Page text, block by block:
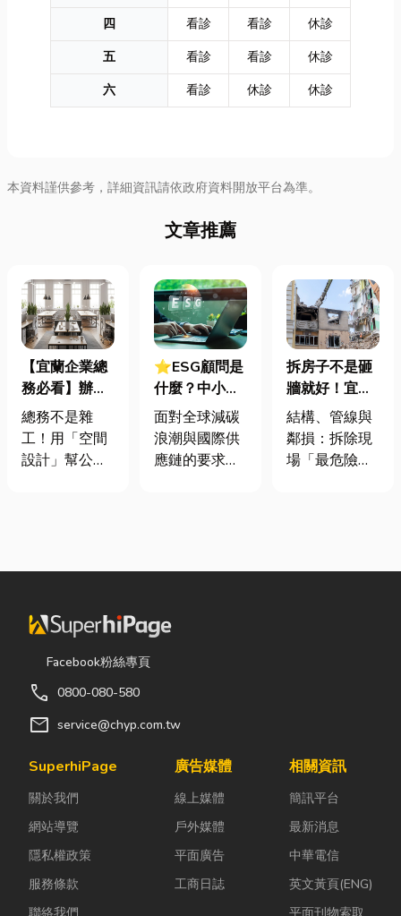
四
看診 看診
休診
五
看診 看診
休診
六
看診 休診 休診
本資料謹供參考，詳細資訊請依政府資料開放平台為準。
文章推薦
【宜蘭企業總
務必看】辦公
室如何打造高
效能職場？從
辦公桌椅、系
總務不是雜
工！用「空間
設計」幫公司
公室時，常覺
缺東西時「壞
什麼補什麼」
就好，但這種
花了大錢，卻
換來員工抱怨
辦公室空間設
司賺錢的戰
略！真正厲
害...
⭐ESG顧問是
什麼？中小企
業挑選四大永
續顧問服務的
實用指南
面對全球減碳
浪潮與國際供
應鏈的要求，
要求提供「碳
書」。這讓不
什麼？我們公
真的需要找
嗎？」 其
實，...
拆房子不是砸
牆就好！宜蘭
裝潢拆除、水
泥切割施工前
必看的避坑指
結構、管線與
鄰損：拆除現
場「最危險的
混亂的環境
陷： 這是老屋
的致命錯
誤。...
Facebook粉絲專頁
call 0800-080-580
mail service@chyp.com.tw
SuperhiPage
關於我們
網站導覽
隱私權政策
服務條款
聯絡我們
廣告媒體
線上媒體
戶外媒體
平面廣告
工商日誌
相關資訊
簡訊平台
最新消息
中華電信
英文黃頁(ENG)
平面刊物索取